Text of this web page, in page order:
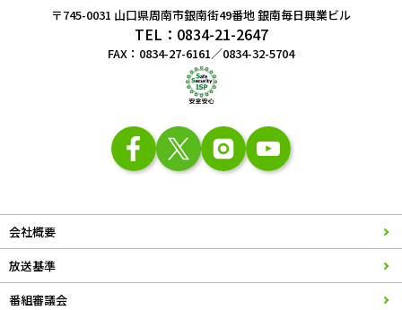
〒745-0031 山口県周南市銀南街49番地銀南毎日興業ビル
TEL：0834-21-2647
FAX：0834-27-6161／0834-32-5704
会社概要
放送基準
番組審議会